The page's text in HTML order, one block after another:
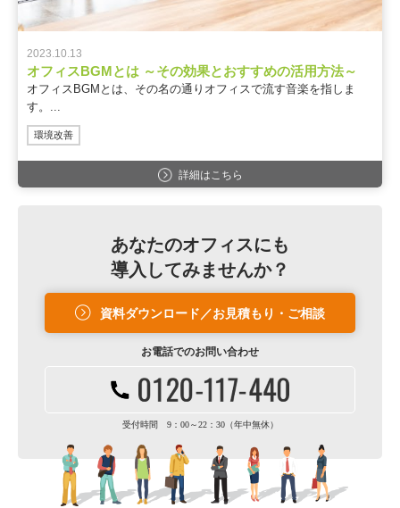
2023.10.13
オフィスBGMとは ～その効果とおすすめの活用方法～
オフィスBGMとは、その名の通りオフィスで流す音楽を指しま
す。...
環境改善
詳細はこちら
あなたのオフィスにも
導入してみませんか？
資料ダウンロード／お見積もり・ご相談
お電話でのお問い合わせ
受付時間 9：00～22：30（年中無休）